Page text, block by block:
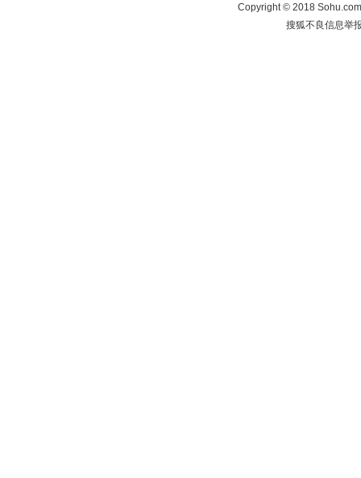
Copyright©2018
搜狐不良信息举